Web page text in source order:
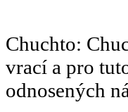
Chuchto:
vrací a pro
odnosených